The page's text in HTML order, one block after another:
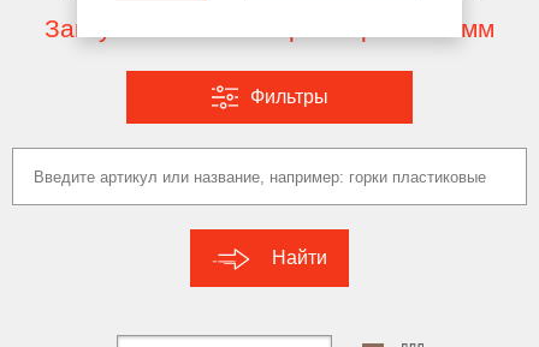
Заглушки овальные размер 30x15 мм
Фильтры
Найти